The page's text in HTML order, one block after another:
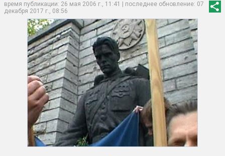
время публикации: 26 мая 2006 г., 11:41 | последнее обновление: 07
декабря 2017 г., 08:56